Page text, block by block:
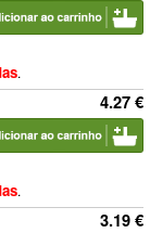
.
4.27 €
.
3.19 €